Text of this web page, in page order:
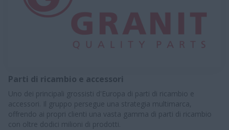
Parti di ricambio e accessori
Uno dei principali grossisti d'Europa di parti di ricambio e
accessori. Il gruppo persegue una strategia multimarca,
offrendo ai propri clienti una vasta gamma di parti di ricambio
con oltre dodici milioni di prodotti.